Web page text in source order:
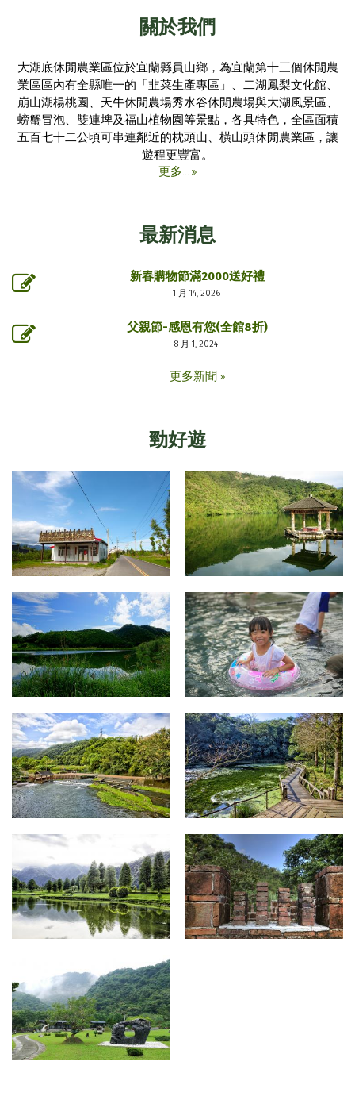
關於我們
大湖底休閒農業區位於宜蘭縣員山鄉，為宜蘭第十三個休閒農
業區區內有全縣唯一的「韭菜生產專區」、二湖鳳梨文化館、
崩山湖楊桃園、天牛休閒農場秀水谷休閒農場與大湖風景區、
螃蟹冒泡、雙連埤及福山植物園等景點，各具特色，全區面積
五百七十二公頃可串連鄰近的枕頭山、橫山頭休閒農業區，讓
遊程更豐富。
更多...
最新消息
新春購物節滿2000送好禮
1 月 14, 2026
父親節-感恩有您(全館8折)
8 月 1, 2024
更多新聞
勁好遊